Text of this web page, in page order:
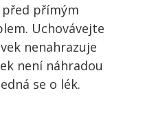
přímým
Uchovávejte
nenahrazuje
není náhradou
se o lék.